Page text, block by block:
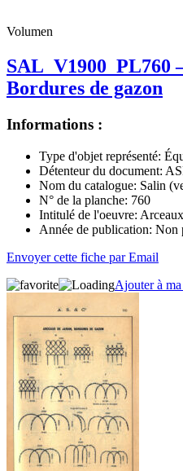
Volumen
SAL_V1900_PL760
Bordures de gazon
Informations :
Type d'objet représenté:
Détenteur du document:
Nom du catalogue: Salin
N° de la planche: 760
Intitulé de l'oeuvre:
Année de publication: Non
Envoyer cette fiche par Email
Ajouter à